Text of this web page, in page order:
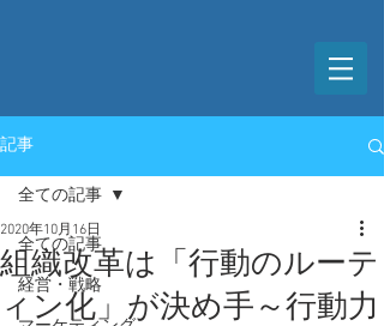
記事
全ての記事
経営・戦略
全ての記事
組織改革は「行動のルーテ
ィン化」が決め手～行動力
2020年10月16日